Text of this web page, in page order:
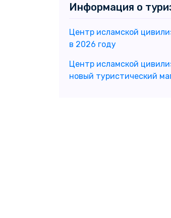
Информация о
Центр исламской
в 2026 году
Центр исламской
новый туристический